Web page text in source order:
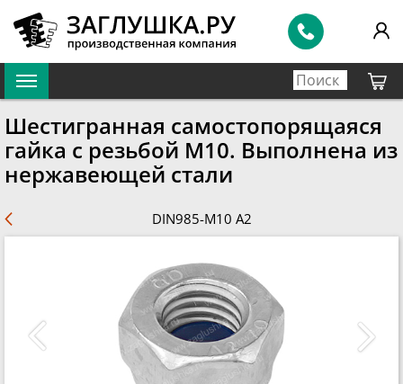
Шестигранная самостопорящаяся
гайка с резьбой М10. Выполнена из
нержавеющей стали
DIN985-M10 A2